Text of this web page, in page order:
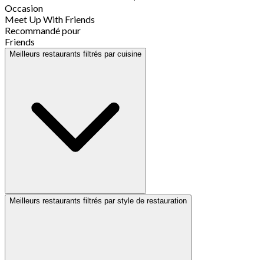
Occasion
Meet Up With Friends
Recommandé pour
Friends
Meilleurs restaurants filtrés par cuisine
Meilleurs restaurants filtrés par style de restauration